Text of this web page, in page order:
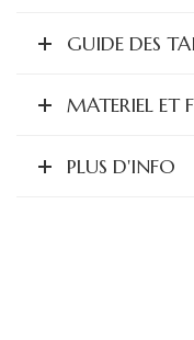
GUIDE DES
MATERIEL ET
PLUS D'INFO